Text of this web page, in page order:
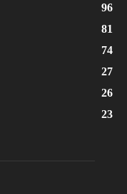
96
81
74
27
26
23